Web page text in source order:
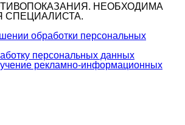
НЕОБХОДИМА
СПЕЦИАЛИСТА.
обработки персональных
персональных данных
рекламно-информационных